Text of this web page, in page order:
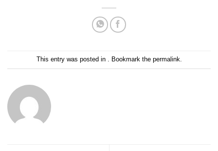
This entry was posted in . Bookmark the permalink